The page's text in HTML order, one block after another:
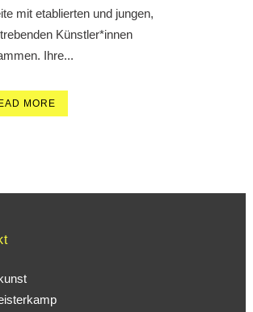
mit etablierten und jungen,
Künstler*innen
Ihre...
MORE